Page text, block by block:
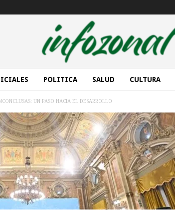
POLITICA SALUD CULTURA
UN PASO HACIA EL DESARROLLO